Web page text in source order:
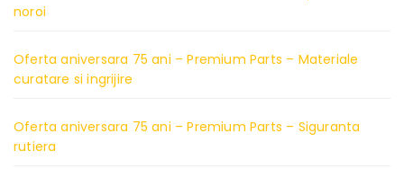
noroi
Oferta aniversara 75 ani – Premium Parts – Materiale
curatare si ingrijire
Oferta aniversara 75 ani – Premium Parts – Siguranta
rutiera